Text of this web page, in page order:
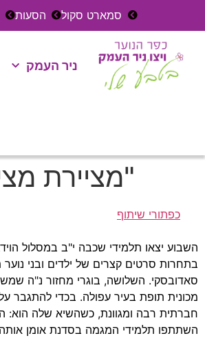
סמארט סקול הסעות
ניר העמק
"מציירת
כפתורי שיתוף
השבוע יצאו תלמידי שכבה י"ב במסלול
בתחרות סרטים קצרים של ילדים ובני
מכונית תופת בעיר עפולה. בכדי להתגבר
השתתפו תלמידי המגמה בסדנת אומן